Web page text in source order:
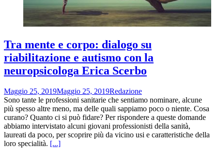
Tra mente e corpo: dialogo su
riabilitazione e autismo con la
neuropsicologa Erica Scerbo
Maggio 25, 2019Maggio 25, 2019Redazione
Sono tante le professioni sanitarie che sentiamo nominare, alcune
più spesso altre meno, ma delle quali sappiamo poco o niente. Cosa
curano? Quanto ci si può fidare? Per rispondere a queste domande
abbiamo intervistato alcuni giovani professionisti della sanità,
laureati da poco, per scoprire più da vicino usi e caratteristiche della
loro specialità. [...]